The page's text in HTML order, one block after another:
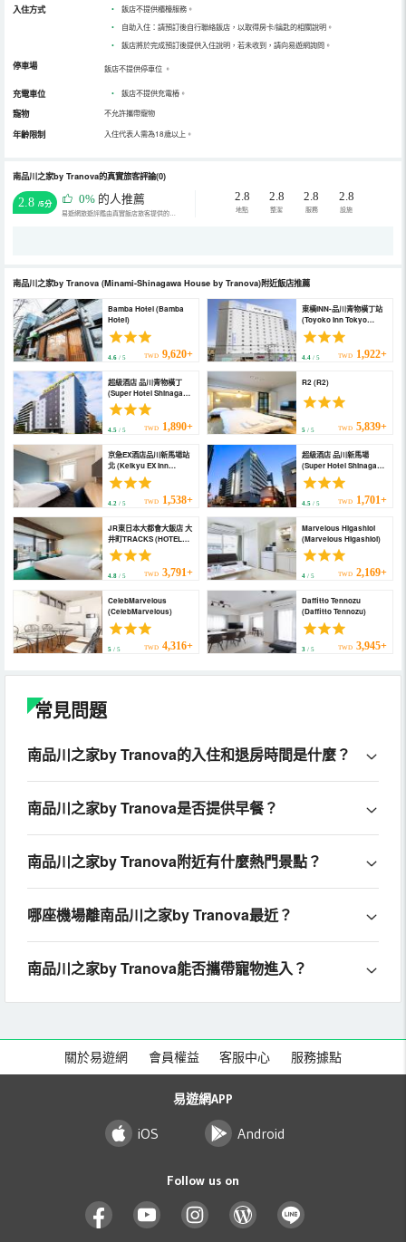
入住方式 •
飯店不提供櫃檯服務。
•
自助入住：請預訂後自行聯絡飯店，以取得房卡/鑰匙的相關說明。
•
飯店將於完成預訂後提供入住說明，若未收到，請向易遊網詢問。
停車場 飯店不提供停車位 。
充電車位 • 飯店不提供充電樁。
寵物 不允許攜帶寵物
年齡限制 入住代表人需為18歲以上。
南品川之家by Tranova的真實旅客評論(0)
2.8 /5分 0% 的人推薦
易遊網旅遊評鑑由真實飯店旅客提供的評鑑。
2.8
地點
2.8
整潔
2.8
服務
2.8
設施
南品川之家by Tranova (Minami-Shinagawa House by Tranova)附近飯店推薦
Bamba Hotel (Bamba
Hotel)
4.6 / 5 TWD 9,620+
東橫INN-品川青物橫丁站
(Toyoko Inn Tokyo
Shinagawa Aomono-
yokocho-eki)
4.4/ 5 TWD 1,922+
超級酒店 品川青物橫丁
(Super Hotel Shinagawa
Aomono-Yokocho)
4.5 / 5 TWD 1,890+
R2 (R2)
5/ 5 TWD 5,839+
京急EX酒店品川新馬場站
北 (Keikyu EX Inn
Shinagawa Shimbamba)
4.2 / 5 TWD 1,538+
超級酒店 品川新馬場
(Super Hotel Shinagawa
Shinbanba)
4.5/ 5 TWD 1,701+
JR東日本大都會大飯店 大
井町TRACKS (HOTEL
METROPOLITAN
OIMACHI TRACKS
Tokyo)
4.8 / 5 TWD 3,791+
Marvelous Higashioi
(Marvelous Higashioi)
4/ 5 TWD 2,169+
CelebMarvelous
(CelebMarvelous)
5 / 5 TWD 4,316+
Daffitto Tennozu
(Daffitto Tennozu)
3/ 5 TWD 3,945+
常見問題
南品川之家by Tranova的入住和退房時間是什麼？
南品川之家by Tranova是否提供早餐？
南品川之家by Tranova附近有什麼熱門景點？
哪座機場離南品川之家by Tranova最近？
南品川之家by Tranova能否攜帶寵物進入？
關於易遊網 會員權益 客服中心 服務據點
易遊網APP
iOS Android
Follow us on